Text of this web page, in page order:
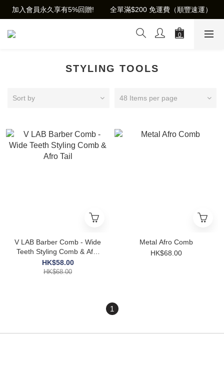
加入會員永久享有5%回贈!        全單滿$200 免運費（順豐速運）
STYLING TOOLS
Sort by 48 Items per page
V LAB Barber Comb - Wide
Teeth Styling Comb & Afro
Tail
HK$58.00
HK$68.00
Metal Afro Comb
HK$68.00
1